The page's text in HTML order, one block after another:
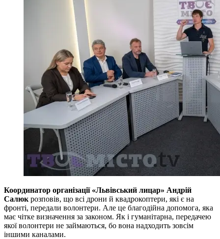
Координатор організації «Львівський лицар» Андрій
Салюк розповів, що всі дрони й квадрокоптери, які є на
фронті, передали волонтери. Але це благодійна допомога, яка
має чітке визначення за законом. Як і гуманітарна, передачею
якої волонтери не займаються, бо вона надходить зовсім
іншими каналами.